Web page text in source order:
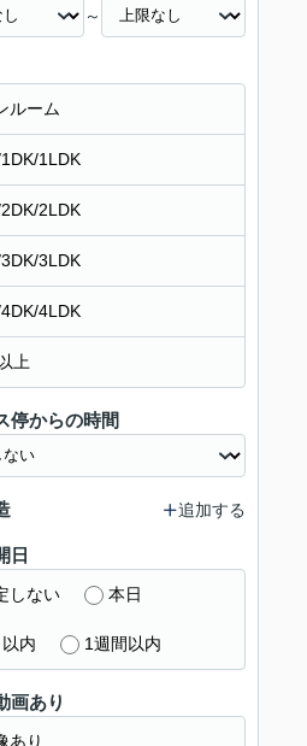
～
ルーム
1LDK
2LDK
3LDK
4LDK
上
停からの時間
追加する
日
しない 本日
内 1週間以内
画あり
あり